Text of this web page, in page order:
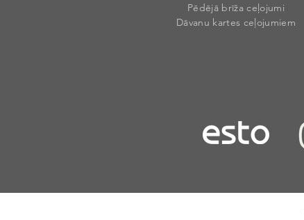
Pēdējā brīža ceļojumi
Dāvanu kartes ceļojumiem